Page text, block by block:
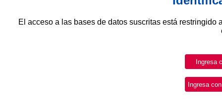
El acceso a las bases de datos suscritas está